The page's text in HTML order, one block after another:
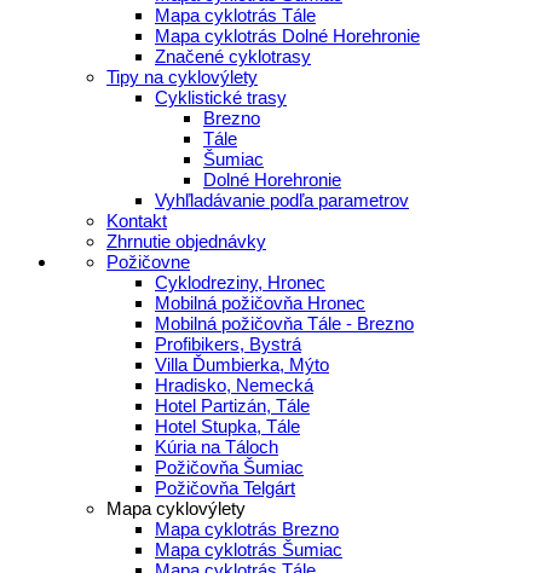
Mapa cyklotrás Tále
Mapa cyklotrás Dolné Horehronie
Značené cyklotrasy
Tipy na cyklovýlety
Cyklistické trasy
Brezno
Tále
Šumiac
Dolné Horehronie
Vyhľladávanie podľa parametrov
Kontakt
Zhrnutie objednávky
Požičovne
Cyklodreziny, Hronec
Mobilná požičovňa Hronec
Mobilná požičovňa Tále - Brezno
Profibikers, Bystrá
Villa Ďumbierka, Mýto
Hradisko, Nemecká
Hotel Partizán, Tále
Hotel Stupka, Tále
Kúria na Táloch
Požičovňa Šumiac
Požičovňa Telgárt
Mapa cyklovýlety
Mapa cyklotrás Brezno
Mapa cyklotrás Šumiac